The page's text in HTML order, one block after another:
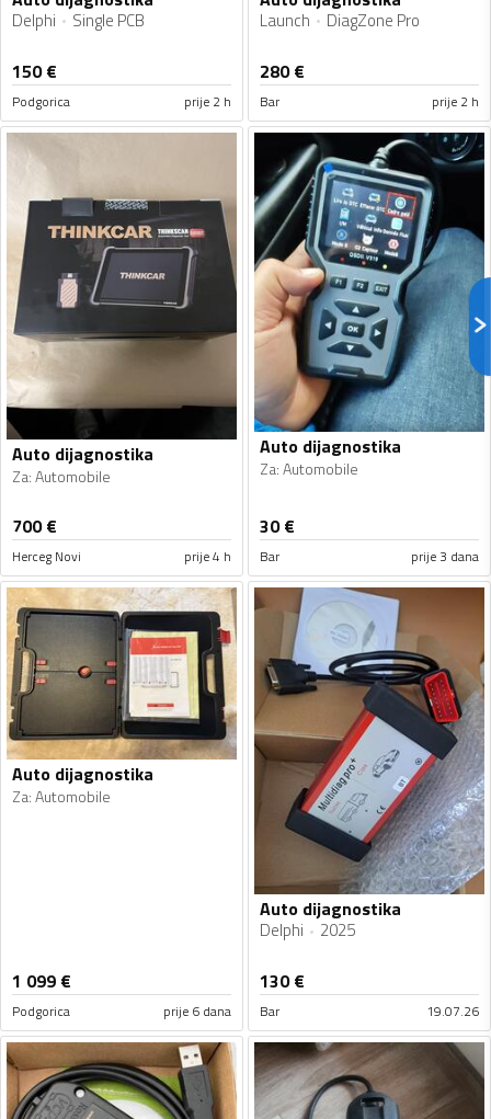
Delphi Single PCB
150€
Podgorica prije 2 h
Launch DiagZone Pro
280€
Bar prije 2 h
Auto dijagnostika
Za:Automobile
700€
Herceg Novi prije 4 h
Auto dijagnostika
Za:Automobile
30€
Bar prije 3 dana
Auto dijagnostika
Za:Automobile
1 099 €
Podgorica prije 6 dana
Auto dijagnostika
Delphi 2025
130€
Bar 19.07.26